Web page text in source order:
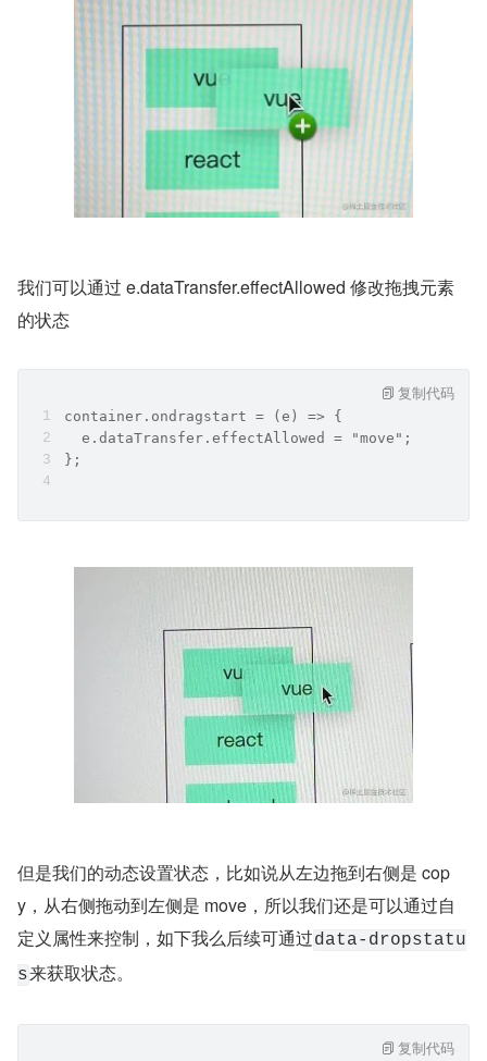
我们可以通过 e.dataTransfer.effectAllowed 修改拖拽元素
的状态
container.ondragstart = (e) => {
  e.dataTransfer.effectAllowed = "move";
};
复制代码
但是我们的动态设置状态，比如说从左边拖到右侧是 cop
y，从右侧拖动到左侧是 move，所以我们还是可以通过自
定义属性来控制，如下我么后续可通过data-dropstatu
s来获取状态。
复制代码